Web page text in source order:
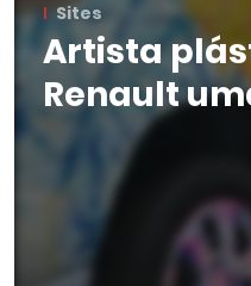
Sites
Artista
Renault